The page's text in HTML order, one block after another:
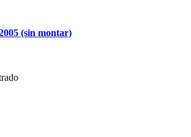
(sin montar)